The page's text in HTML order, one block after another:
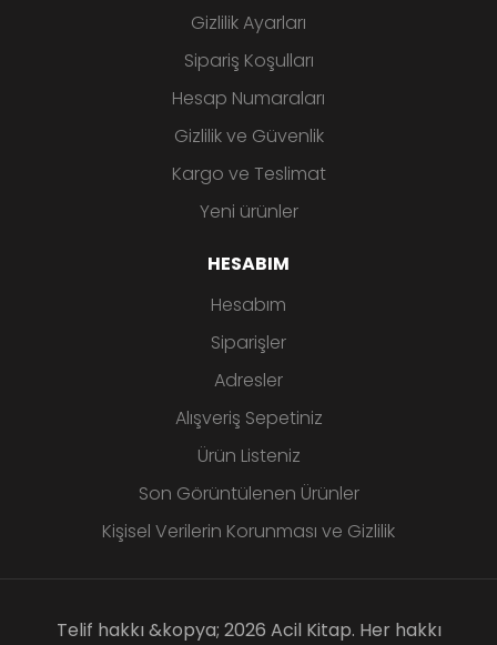
Gizlilik Ayarları
Sipariş Koşulları
Hesap Numaraları
Gizlilik ve Güvenlik
Kargo ve Teslimat
Yeni ürünler
HESABIM
Hesabım
Siparişler
Adresler
Alışveriş Sepetiniz
Ürün Listeniz
Son Görüntülenen Ürünler
Kişisel Verilerin Korunması ve Gizlilik
Telif hakkı &kopya; 2026 Acil Kitap. Her hakkı